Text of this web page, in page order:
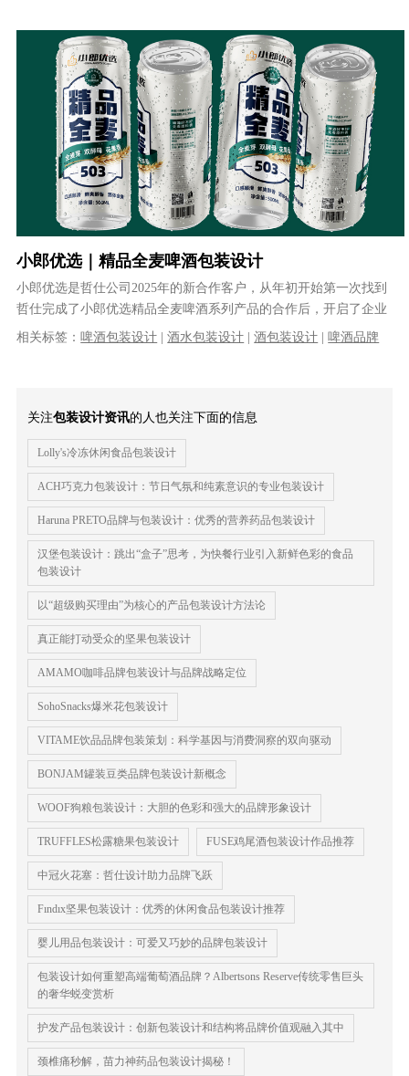
小郎优选｜精品全麦啤酒包装设计
小郎优选是哲仕公司2025年的新合作客户，从年初开始第一次找到
哲仕完成了小郎优选精品全麦啤酒系列产品的合作后，开启了企业
全线产品的设计合作，客户对哲仕......
相关标签：啤酒包装设计 |酒水包装设计 |酒包装设计 |啤酒品牌
关注包装设计资讯的人也关注下面的信息
Lolly's冷冻休闲食品包装设计
ACH巧克力包装设计：节日气氛和纯素意识的专业包装设计
Haruna PRETO品牌与包装设计：优秀的营养药品包装设计
汉堡包装设计：跳出“盒子”思考，为快餐行业引入新鲜色彩的食品
包装设计
以“超级购买理由”为核心的产品包装设计方法论
真正能打动受众的坚果包装设计
AMAMO咖啡品牌包装设计与品牌战略定位
SohoSnacks爆米花包装设计
VITAME饮品品牌包装策划：科学基因与消费洞察的双向驱动
BONJAM罐装豆类品牌包装设计新概念
WOOF狗粮包装设计：大胆的色彩和强大的品牌形象设计
TRUFFLES松露糖果包装设计 FUSE鸡尾酒包装设计作品推荐
中冠火花塞：哲仕设计助力品牌飞跃
Fındıx坚果包装设计：优秀的休闲食品包装设计推荐
婴儿用品包装设计：可爱又巧妙的品牌包装设计
包装设计如何重塑高端葡萄酒品牌？Albertsons Reserve传统零售巨头
的奢华蜕变赏析
护发产品包装设计：创新包装设计和结构将品牌价值观融入其中
颈椎痛秒解，苗力神药品包装设计揭秘！